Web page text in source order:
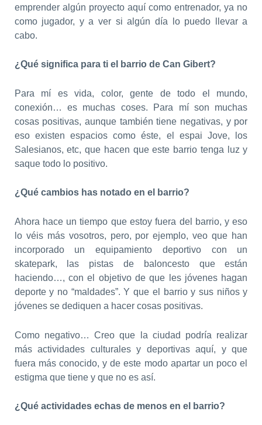
emprender algún proyecto aquí como entrenador, ya no
como jugador, y a ver si algún día lo puedo llevar a
cabo.
¿Qué significa para ti el barrio de Can Gibert?
Para mí es vida, color, gente de todo el mundo,
conexión… es muchas coses. Para mí son muchas
cosas positivas, aunque también tiene negativas, y por
eso existen espacios como éste, el espai Jove, los
Salesianos, etc, que hacen que este barrio tenga luz y
saque todo lo positivo.
¿Qué cambios has notado en el barrio?
Ahora hace un tiempo que estoy fuera del barrio, y eso
lo véis más vosotros, pero, por ejemplo, veo que han
incorporado un equipamiento deportivo con un
skatepark, las pistas de baloncesto que están
haciendo…, con el objetivo de que les jóvenes hagan
deporte y no “maldades”. Y que el barrio y sus niños y
jóvenes se dediquen a hacer cosas positivas.
Como negativo… Creo que la ciudad podría realizar
más actividades culturales y deportivas aquí, y que
fuera más conocido, y de este modo apartar un poco el
estigma que tiene y que no es así.
¿Qué actividades echas de menos en el barrio?